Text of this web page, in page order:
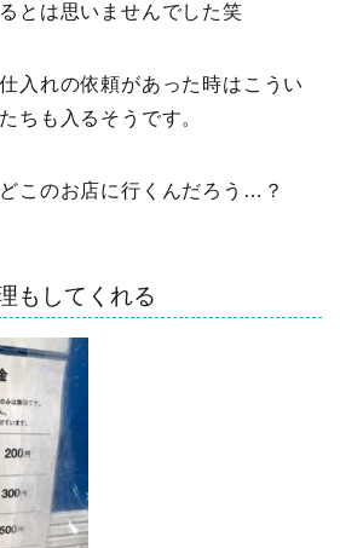
とは思いませんでした笑
入れの依頼があった時はこうい
ちも入るそうです。
このお店に行くんだろう…？
もしてくれる